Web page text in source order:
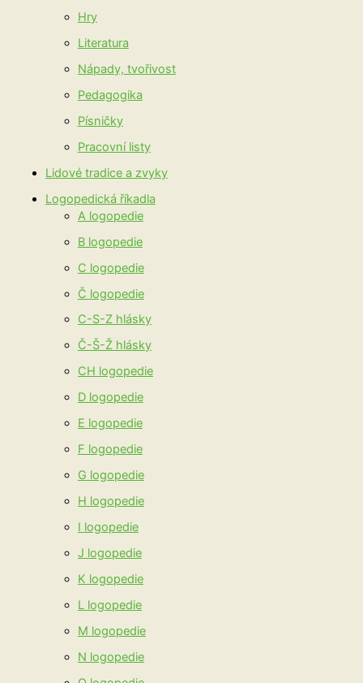
Hry
Literatura
Nápady, tvořivost
Pedagogika
Písničky
Pracovní listy
Lidové tradice a zvyky
Logopedická říkadla
A logopedie
B logopedie
C logopedie
Č logopedie
C-S-Z hlásky
Č-Š-Ž hlásky
CH logopedie
D logopedie
E logopedie
F logopedie
G logopedie
H logopedie
I logopedie
J logopedie
K logopedie
L logopedie
M logopedie
N logopedie